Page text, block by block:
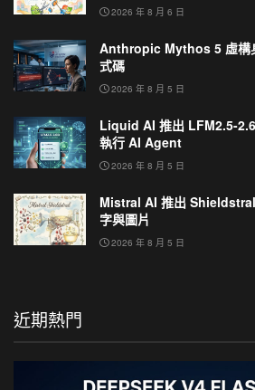
2026 年 8 月 6 日
Anthropic Mythos 5 虛構
式碼
2026 年 8 月 5 日
Liquid AI 推出 LFM2.5-
執行 AI Agent
2026 年 8 月 5 日
Mistral AI 推出
字與圖片
2026 年 8 月 5 日
近期熱門